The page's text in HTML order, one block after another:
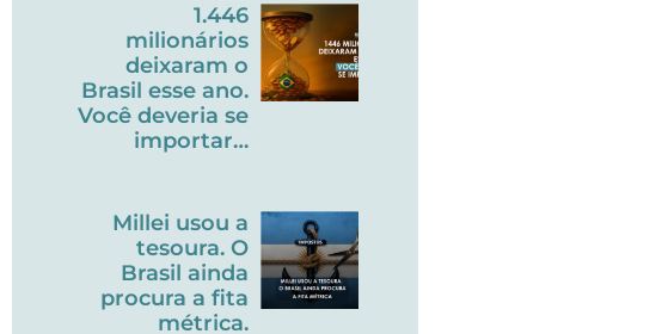
1.446
milionários
deixaram o
Brasil esse ano.
Você deveria se
importar…
Millei usou a
tesoura. O
Brasil ainda
procura a fita
métrica.